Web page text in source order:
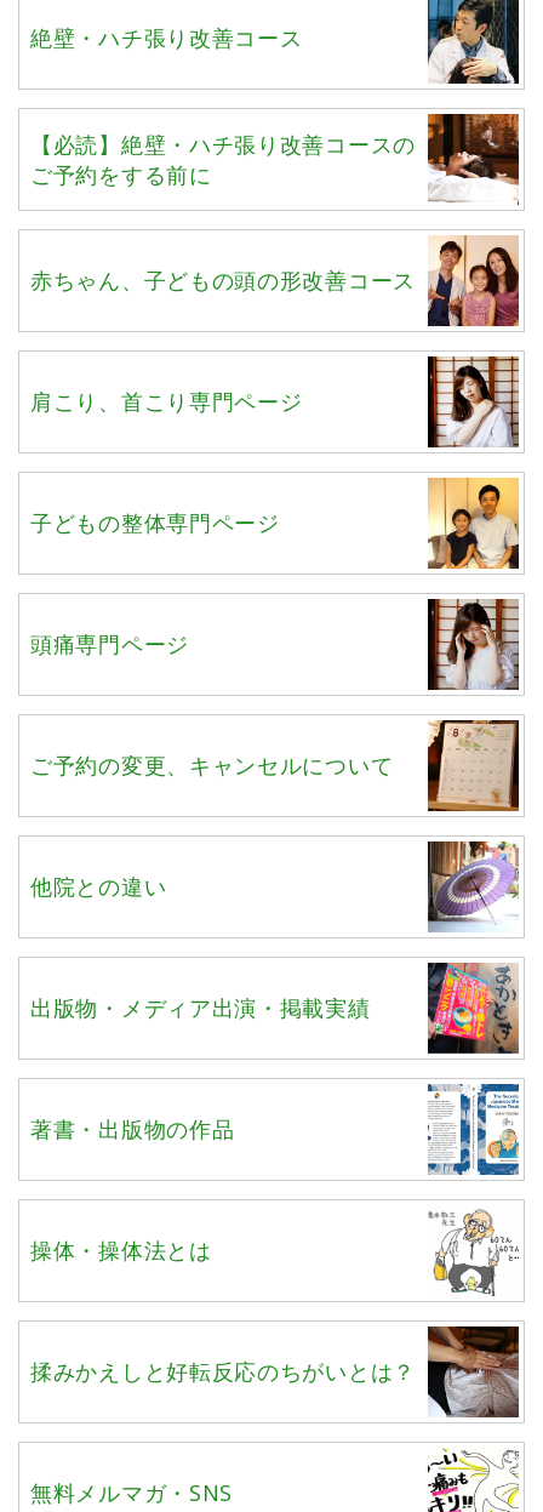
絶壁・ハチ張り改善コース
【必読】絶壁・ハチ張り改善コースの
ご予約をする前に
赤ちゃん、子どもの頭の形改善コース
肩こり、首こり専門ページ
子どもの整体専門ページ
頭痛専門ページ
ご予約の変更、キャンセルについて
他院との違い
出版物・メディア出演・掲載実績
著書・出版物の作品
操体・操体法とは
揉みかえしと好転反応のちがいとは？
無料メルマガ・SNS